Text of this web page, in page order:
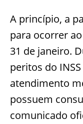
A princípio, a
para ocorrer
31 de janeiro.
peritos do
atendimento
possuem
comunicado